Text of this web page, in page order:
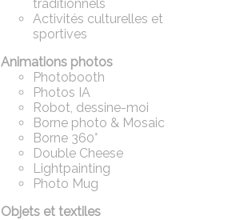
traditionnels
Activités culturelles et
sportives
Animations photos
Photobooth
Photos IA
Robot, dessine-moi
Borne photo & Mosaic
Borne 360°
Double Cheese
Lightpainting
Photo Mug
Objets et textiles